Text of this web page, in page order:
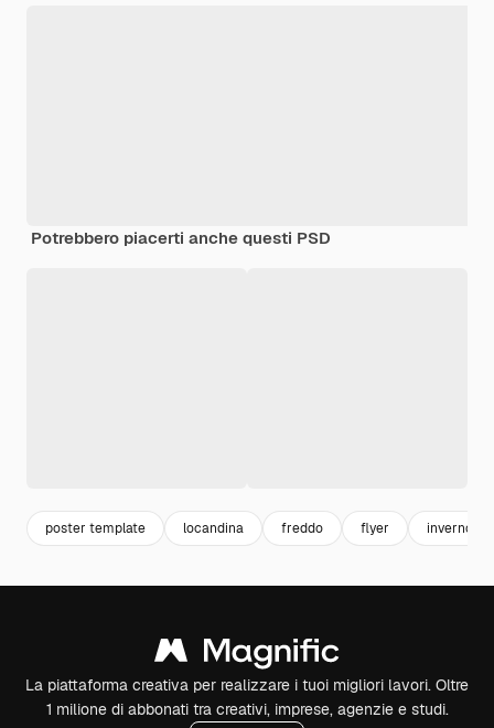
Potrebbero piacerti anche questi PSD
poster template locandina freddo flyer inverno
La piattaforma creativa per realizzare i tuoi migliori lavori. Oltre
1 milione di abbonati tra creativi, imprese, agenzie e studi.